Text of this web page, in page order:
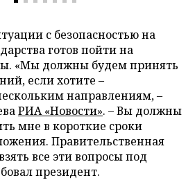
с безопасностью на
готов пойти на
«Мы должны будем принять
если хотите –
направлениям, –
РИА «Новости». – Вы должны
мне в короткие сроки
Правительственная
все эти вопросы под
президент.